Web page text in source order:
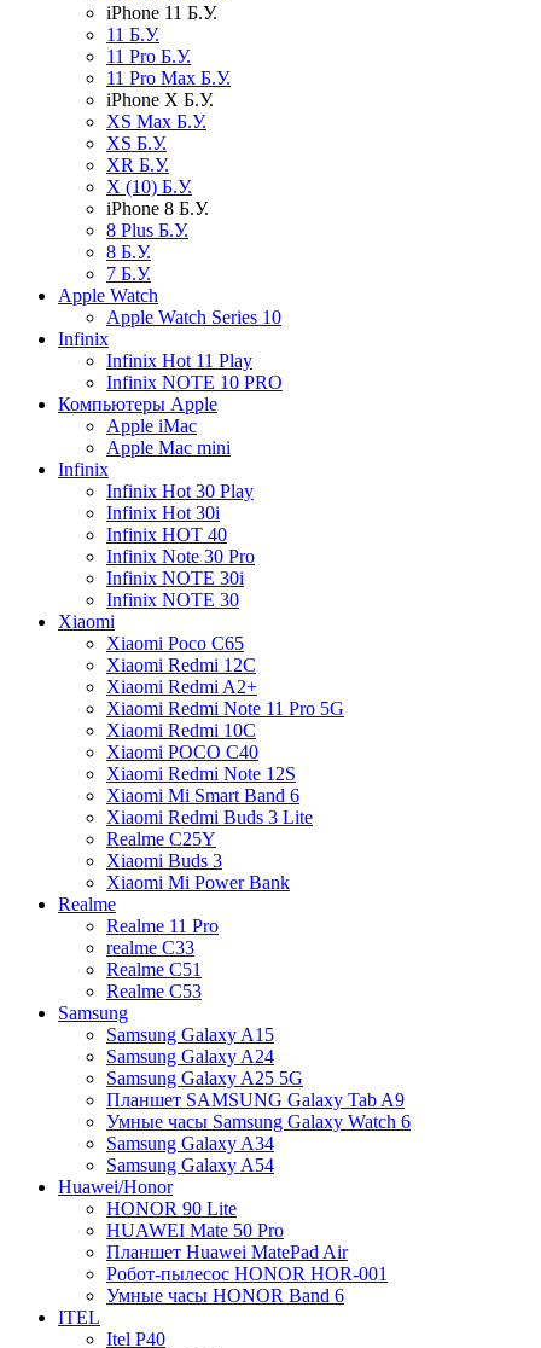
iPhone 11 Б.У.
11 Б.У.
11 Pro Б.У.
11 Pro Max Б.У.
iPhone X Б.У.
XS Max Б.У.
XS Б.У.
XR Б.У.
X (10) Б.У.
iPhone 8 Б.У.
8 Plus Б.У.
8 Б.У.
7 Б.У.
Apple Watch
Apple Watch Series 10
Infinix
Infinix Hot 11 Play
Infinix NOTE 10 PRO
Компьютеры Apple
Apple iMac
Apple Mac mini
Infinix
Infinix Hot 30 Play
Infinix Hot 30i
Infinix HOT 40
Infinix Note 30 Pro
Infinix NOTE 30i
Infinix NOTE 30
Xiaomi
Xiaomi Poco C65
Xiaomi Redmi 12C
Xiaomi Redmi A2+
Xiaomi Redmi Note 11 Pro 5G
Xiaomi Redmi 10C
Xiaomi POCO C40
Xiaomi Redmi Note 12S
Xiaomi Mi Smart Band 6
Xiaomi Redmi Buds 3 Lite
Realme C25Y
Xiaomi Buds 3
Xiaomi Mi Power Bank
Realme
Realme 11 Pro
realme C33
Realme C51
Realme C53
Samsung
Samsung Galaxy A15
Samsung Galaxy A24
Samsung Galaxy A25 5G
Планшет SAMSUNG Galaxy Tab A9
Умные часы Samsung Galaxy Watch 6
Samsung Galaxy A34
Samsung Galaxy A54
Huawei/Honor
HONOR 90 Lite
HUAWEI Mate 50 Pro
Планшет Huawei MatePad Air
Робот-пылесос HONOR HOR-001
Умные часы HONOR Band 6
ITEL
Itel P40